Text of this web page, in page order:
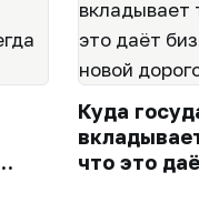
Куда
что это